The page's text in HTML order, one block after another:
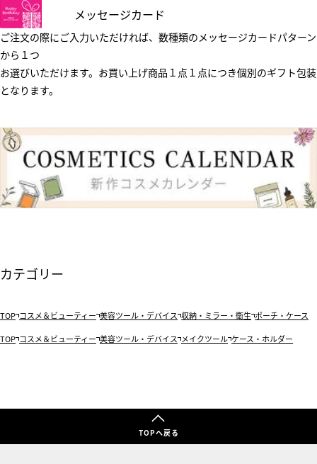
メッセージカード
ご注文の際にご入力いただければ、数種類のメッセージカードパターン
から１つ
お選びいただけます。お買い上げ商品１点１点につき個別のギフト包装
となります。
カテゴリー
TOP コスメ＆ビューティー 美容ツール・デバイス 収納・ミラー・衛生 ポーチ・ケース
TOP コスメ＆ビューティー 美容ツール・デバイス メイクツール ケース・ホルダー
TOPへ戻る